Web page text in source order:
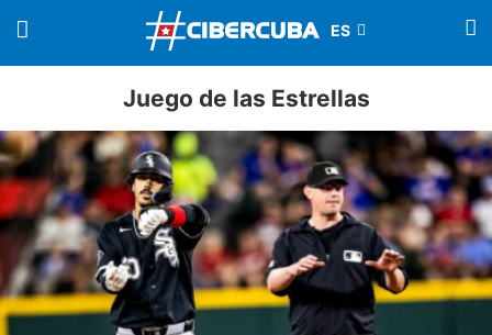
Juego de las Estrellas